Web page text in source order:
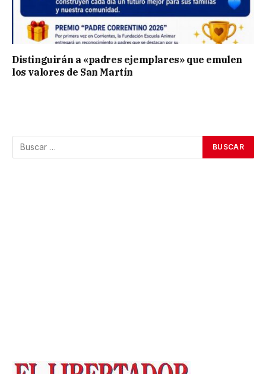
Distinguirán a «padres ejemplares» que emulen
los valores de San Martín